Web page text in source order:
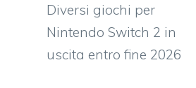
Diversi giochi per
Nintendo Switch 2 in
uscita entro fine 2026